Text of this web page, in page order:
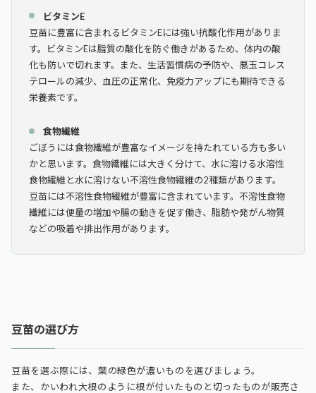
ビタミンE
豆苗に豊富に含まれるビタミンEには強い抗酸化作用がありま
す。ビタミンEは脂質の酸化を防ぐ働きがあるため、体内の酸
化も防いで切れます。また、生活習慣病の予防や、悪玉コレス
テロールの減少、血圧の正常化、免疫力アップにも期待できる
栄養素です。
食物繊維
ごぼうには食物繊維が豊富なイメージを持たれている方も多い
かと思います。食物繊維には大きく分けて、水に溶ける水溶性
食物繊維と水に溶けない不溶性食物繊維の2種類があります。
豆苗には不溶性食物繊維が豊富に含まれています。不溶性食物
繊維には便量の増加や腸の動きを促す働き、脂肪や発がん物質
などの吸着や排出作用があります。
豆苗の選び方
豆苗を選ぶ際には、葉の緑色が濃いものを選びましょう。
また、かいわれ大根のように根が付いたものと切ったものが販売さ